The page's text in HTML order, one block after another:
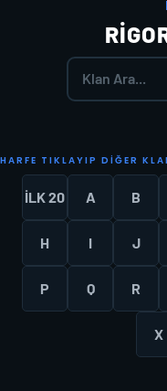
HAR FE T IKLAYIP D I ĞER KLA
İLK 20 A B
H I J
P Q R
X